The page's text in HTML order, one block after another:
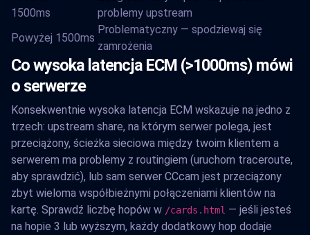
1500ms
problemy upstream
Powyżej 1500ms
Problematyczny — spodziewaj się
zamrożenia
Co wysoka latencja ECM (>1000ms) mówi
o serwerze
Konsekwentnie wysoka latencja ECM wskazuje na jedno z
trzech: upstream share, na którym serwer polega, jest
przeciążony, ścieżka sieciowa między twoim klientem a
serwerem ma problemy z routingiem (uruchom traceroute,
aby sprawdzić), lub sam serwer CCcam jest przeciążony
zbyt wieloma współbieżnymi połączeniami klientów na
kartę. Sprawdź liczbę hopów w /cards.html — jeśli jesteś
na hopie 3 lub wyższym, każdy dodatkowy hop dodaje